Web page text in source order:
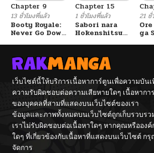
Chapter 9
13 ชั่วโมงที่แล้ว
Booty Royale:
Never Go Down
Chapter 15
1 ชั่วโมงที่แล้ว
Sabori nara
Hokenshitsu
21 ชั่
ga
เว็บไซต์นี้ให้บริการเนื้อหาการ์ตูนเพื่อความบัน
ความรับผิดชอบต่อความเสียหายใดๆ เนื้อหาก
ของบุคคลที่สามที่แสดงบนเว็บไซต์ของเรา
ข้อมูลและภาพทั้งหมดบนเว็บไซต์ถูกเก็บรวบรว
เราไม่รับผิดชอบต่อเนื้อหาใดๆ หากคุณหรืออ
ใดๆ ที่เกี่ยวข้องกับเนื้อหาที่แสดงบนเว็บไซต์ ก
จัดการ